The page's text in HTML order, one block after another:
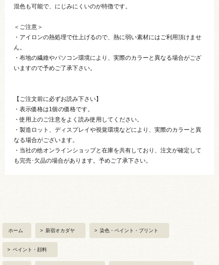
混色も可能で、にじみにくいのが特徴です。
＜ご注意＞
・アイロンの熱処理で仕上げるので、熱に弱い素材にはご利用頂けませ
ん。
・布地の繊維やパソコン環境により、実際のカラーと異なる場合がござ
いますので予めご了承下さい。
【ご注文前に必ずお読み下さい】
・表示価格は1個の価格です。
・使用上のご注意をよく読み使用してください。
・製造ロット、ディスプレイや視覚環境などにより、実際のカラーと異
なる場合がございます。
・当社の他オンラインショップと在庫を共有しており、注文が確定して
も完売･欠品の場合があります。予めご了承下さい。
ホーム > 新宿オカダヤ > 染色・ペイント・プリント
> ペイント・顔料